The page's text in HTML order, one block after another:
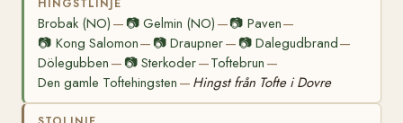
HINGSTLINJE
Brobak (NO) — 📷Gelmin (NO) —📷 Paven—
📷 Kong Salomon— 📷Draupner— 📷 Dalegudbrand—
Dölegubben — 📷Sterkoder—Toftebrun —
Den gamle Toftehingsten — Hingst från Tofte i Dovre